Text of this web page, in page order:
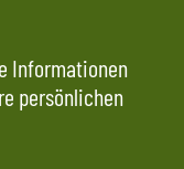
Informationen
persönlichen